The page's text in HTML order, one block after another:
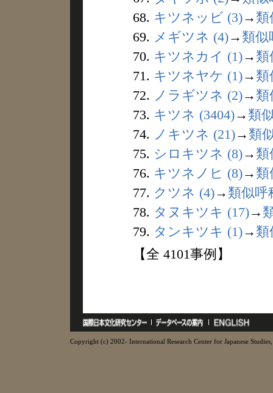
68. キツネッビ (3)→ 類
69. メギツネ (4)→ 類似
70. キツネカイ (1)→ 類
71. キツネヤケ (1)→ 類
72. ノラギツネ (2)→ 類
73. キツネ (3404)→ 類
74. ノキツネ (21)→ 類
75. シロキツネ (8)→ 類
76. キツネノヒ (8)→ 類
77. クツネ (4)→ 類似呼
78. タヌキツキ (17)→
79. タンキツキ (1)→ 類
【全 4101事例】
Copyright (c) 2002- International Research Center for Japanese